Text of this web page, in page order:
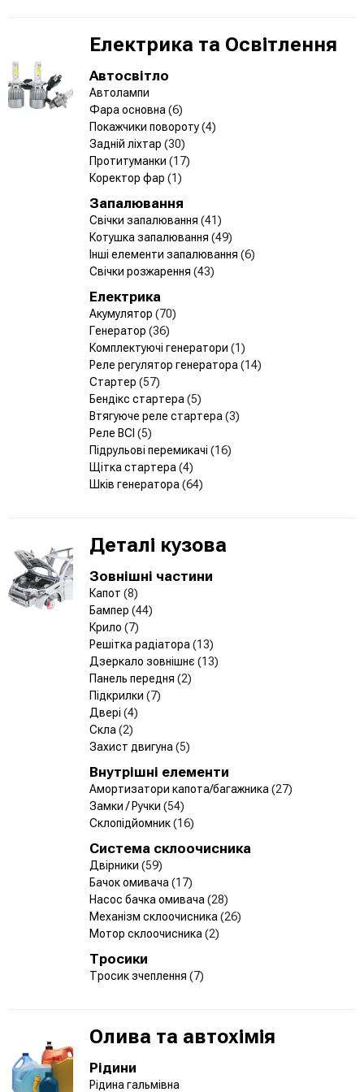
Електрика та Освітлення
Автосвітло
Автолампи
Фара основна (6)
Покажчики повороту(4)
Задній ліхтар (30)
Протитуманки (17)
Коректор фар (1)
Запалювання
Свічки запалювання (41)
Котушка запалювання (49)
Інші елементи запалювання (6)
Свічки розжарення (43)
Електрика
Акумулятор (70)
Генератор (36)
Комплектуючі генератори (1)
Реле регулятор генератора (14)
Стартер (57)
Бендікс стартера (5)
Втягуюче реле стартера (3)
Реле ВСІ (5)
Підрульові перемикачі (16)
Щітка стартера (4)
Шків генератора (64)
Деталі кузова
Зовнішні частини
Капот (8)
Бампер (44)
Крило (7)
Решітка радіатора (13)
Дзеркало зовнішнє (13)
Панель передня (2)
Підкрилки (7)
Двері (4)
Скла (2)
Захист двигуна (5)
Внутрішні елементи
Амортизатори капота/багажника (27)
Замки / Ручки (54)
Склопідйомник(16)
Система склоочисника
Двірники (59)
Бачок омивача (17)
Насос бачка омивача (28)
Механізм склоочисника (26)
Мотор склоочисника (2)
Тросики
Тросик зчеплення (7)
Олива та автохімія
Рідини
Рідина гальмівна